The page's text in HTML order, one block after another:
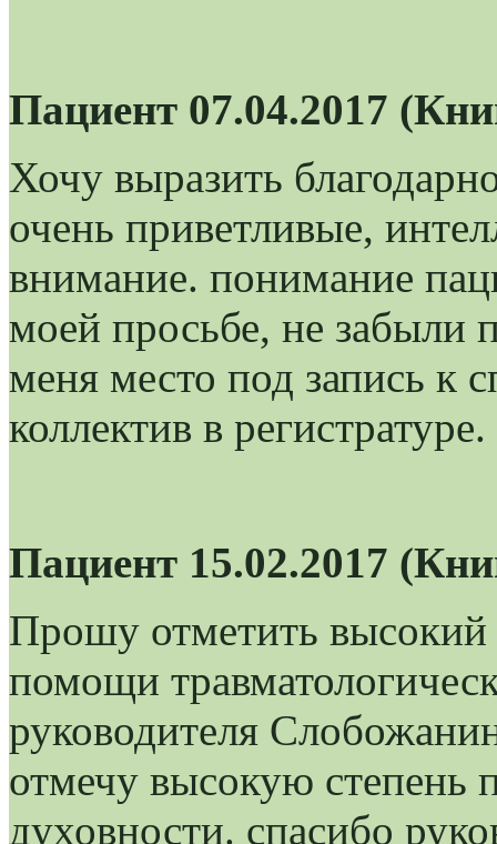
Пациент 07.04.2017
Хочу выразить
очень приветливые,
внимание. понимание
моей просьбе, не забыли
меня место под запись к
коллектив в
Пациент 15.02.2017
Прошу отметить высокий
помощи
руководителя
отмечу высокую степень
духовности. спасибо